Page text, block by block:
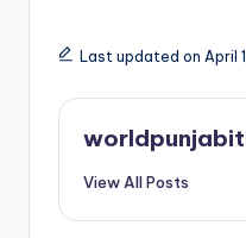
a
ts
A
p
ar
e
Last updated on April
View All Posts